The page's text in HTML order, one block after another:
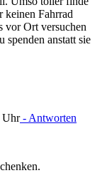
keinen Fahrrad
vor Ort versuchen
spenden anstatt sie
Uhr- Antworten